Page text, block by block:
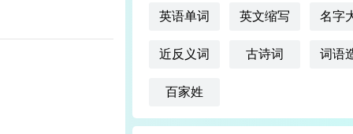
英语单词 英文缩写 名字
近反义词 古诗词 词语
百家姓